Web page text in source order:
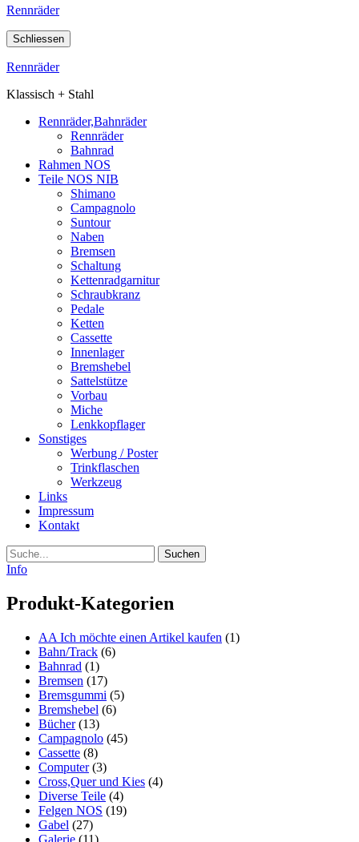
Rennräder
Schliessen
Rennräder
Klassisch + Stahl
Rennräder,Bahnräder
Rennräder
Bahnrad
Rahmen NOS
Teile NOS NIB
Shimano
Campagnolo
Suntour
Naben
Bremsen
Schaltung
Kettenradgarnitur
Schraubkranz
Pedale
Ketten
Cassette
Innenlager
Bremshebel
Sattelstütze
Vorbau
Miche
Lenkkopflager
Sonstiges
Werbung / Poster
Trinkflaschen
Werkzeug
Links
Impressum
Kontakt
Suche
Info
Produkt-Kategorien
AA Ich möchte einen Artikel kaufen (1)
Bahn/Track (6)
Bahnrad (1)
Bremsen (17)
Bremsgummi (5)
Bremshebel (6)
Bücher (13)
Campagnolo (45)
Cassette (8)
Computer (3)
Cross,Quer und Kies (4)
Diverse Teile (4)
Felgen NOS (19)
Gabel (27)
Galerie (11)